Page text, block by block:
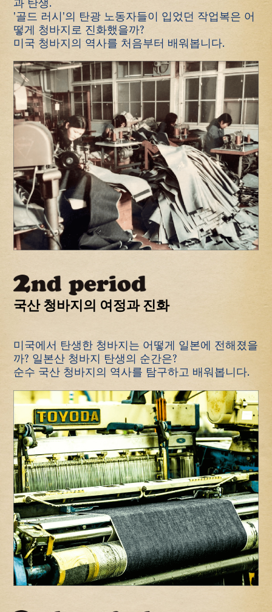
'골드 러시'의 탄광 노동자들이 입었던 작업복은 어
떻게 청바지로 진화했을까?
미국 청바지의 역사를 처음부터 배워봅니다.
국산 청바지의 여정과 진화
미국에서 탄생한 청바지는 어떻게 일본에 전해졌을
까? 일본산 청바지 탄생의 순간은?
순수 국산 청바지의 역사를 탐구하고 배워봅니다.